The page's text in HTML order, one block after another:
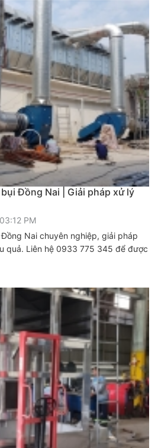
Đồng Nai | Giải pháp xử lý
PM
Nai chuyên nghiệp, giải pháp
quả. Liên hệ 0933 775 345 để được